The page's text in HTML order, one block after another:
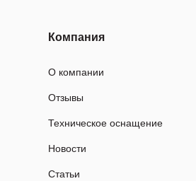
Компания
О компании
Отзывы
Техническое оснащение
Новости
Статьи